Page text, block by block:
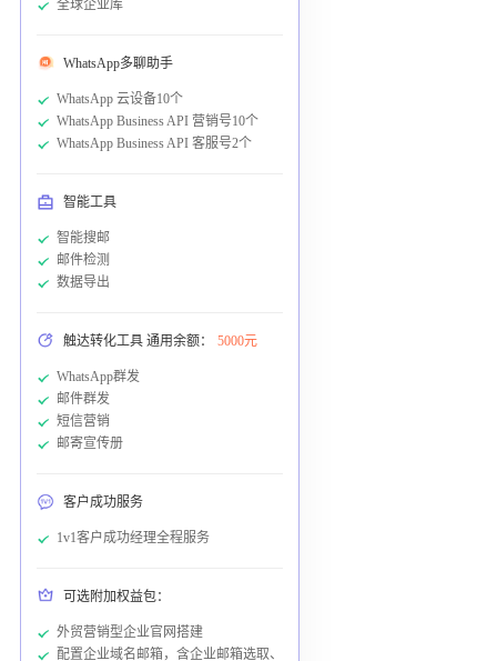
全球企业库
WhatsApp多聊助手
WhatsApp 云设备10个
WhatsApp Business API 营销号10个
WhatsApp Business API 客服号2个
智能工具
智能搜邮
邮件检测
数据导出
触达转化工具 通用余额： 5000元
WhatsApp群发
邮件群发
短信营销
邮寄宣传册
客户成功服务
1v1客户成功经理全程服务
可选附加权益包：
外贸营销型企业官网搭建
配置企业域名邮箱，含企业邮箱选取、